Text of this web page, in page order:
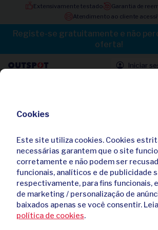
Extensivamente testado
Garantia de
Atendimento ao cliente
Registe-se gratuitamente e não
oferta!
Iniciar
Todas as ofertas
economizador de água com
indicador de temperatura
4,60 / 565 avaliações
Já comprei374vezes
Cookies
Este site utiliza cookies. Cookies
necessárias garantem que o site
corretamente e não podem ser
funcionais, analíticos e de publicidade
respectivamente, para fins funcionais,
de marketing / personalização de
baixados apenas se você consentir.
política de cookies.